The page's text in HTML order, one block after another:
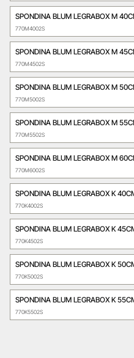
SPONDINA BLUM LEGRABOX M
770M4002S
SPONDINA BLUM LEGRABOX M
770M4502S
SPONDINA BLUM LEGRABOX M
770M5002S
SPONDINA BLUM LEGRABOX M
770M5502S
SPONDINA BLUM LEGRABOX M
770M6002S
SPONDINA BLUM LEGRABOX K
770K4002S
SPONDINA BLUM LEGRABOX K
770K4502S
SPONDINA BLUM LEGRABOX K
770K5002S
SPONDINA BLUM LEGRABOX K
770K5502S